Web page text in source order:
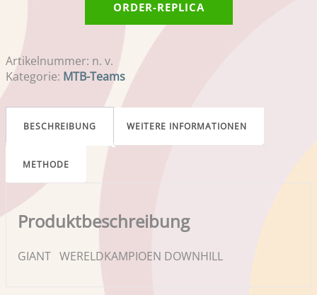
ORDER-REPLICA
Artikelnummer: n. v.
Kategorie: MTB-Teams
BESCHREIBUNG WEITERE INFORMATIONEN
METHODE
Produktbeschreibung
GIANT WERELDKAMPIOEN DOWNHILL